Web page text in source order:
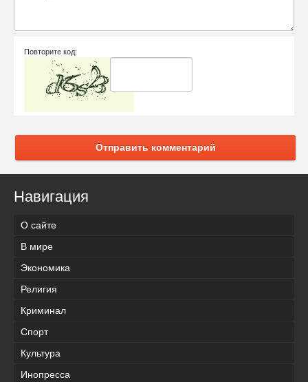
Повторите код:
Отправить комментарий
Навигация
О сайте
В мире
Экономика
Религия
Криминал
Спорт
Культура
Инопресса